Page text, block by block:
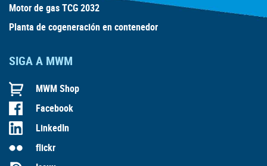
Motor de gas TCG 2032
Planta de cogeneración en contenedor
SIGA A MWM
MWM Shop
Facebook
LinkedIn
flickr